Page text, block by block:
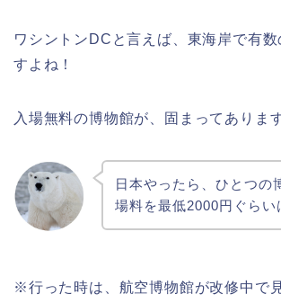
ワシントンDCと言えば、東海岸で有
すよね！
入場無料の博物館が、固まってあります
日本やったら、ひとつの
場料を最低2000円ぐらい
※行った時は、航空博物館が改修中で